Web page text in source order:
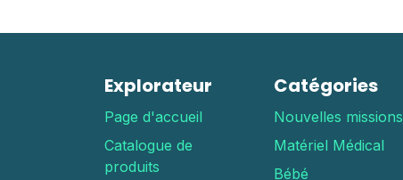
Explorateur
Page d'accueil
Catalogue de
produits
Catégories
Nouvelles missions
Matériel Médical
Bébé